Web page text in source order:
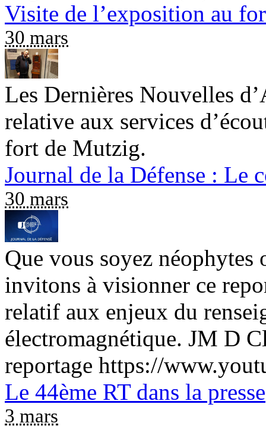
Visite de l’exposition au
30 mars
Les Dernières Nouvelles
relative aux services
fort de Mutzig.
Journal de la Défense : Le
30 mars
Que vous soyez néophytes
invitons à visionner ce
relatif aux enjeux du
électromagnétique. JM D
reportage https://
Le 44ème RT dans la presse
3 mars